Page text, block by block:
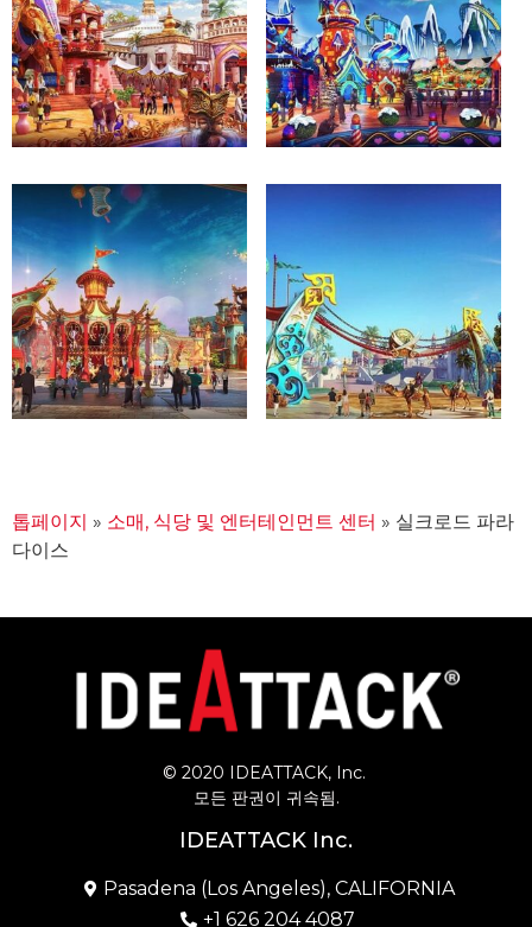
톱페이지 » 소매, 식당 및 엔터테인먼트 센터 » 실크로드 파라
다이스
© 2020 IDEATTACK, Inc.
모든 판권이 귀속됨.
IDEATTACK Inc.
Pasadena (Los Angeles), CALIFORNIA
+1 626 204 4087